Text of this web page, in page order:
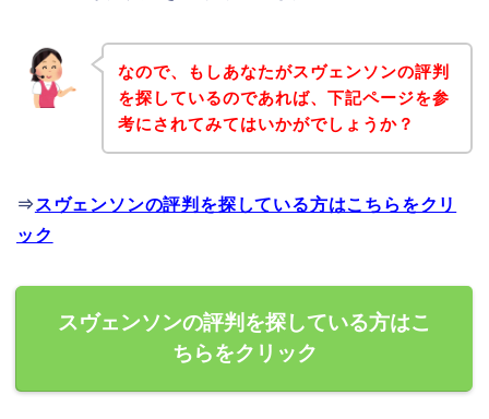
なので、もしあなたがスヴェンソンの評判
を探しているのであれば、下記ページを参
考にされてみてはいかがでしょうか？
⇒ スヴェンソンの評判を探している方はこちらをクリ
ック
スヴェンソンの評判を探している方はこ
ちらをクリック